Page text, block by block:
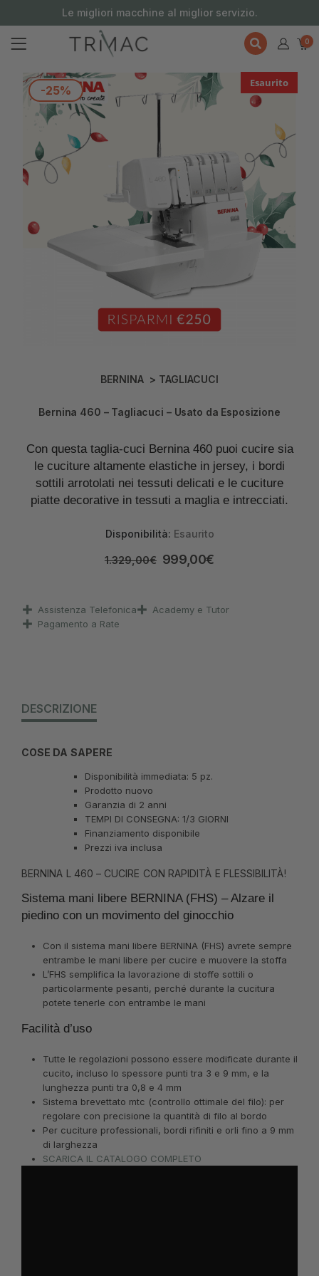
Le migliori macchine al miglior servizio.
0
-25%
Esaurito
BERNINA > TAGLIACUCI
Bernina 460 – Tagliacuci – Usato da Esposizione
Con questa taglia-cuci Bernina 460 puoi cucire sia
le cuciture altamente elastiche in jersey, i bordi
sottili arrotolati nei tessuti delicati e le cuciture
piatte decorative in tessuti a maglia e intrecciati.
Disponibilità: Esaurito
1.329,00€ 999,00€
Assistenza Telefonica
Academy e Tutor
Pagamento a Rate
DESCRIZIONE
COSE DA SAPERE
Disponibilità immediata: 5 pz.
Prodotto nuovo
Garanzia di 2 anni
TEMPI DI CONSEGNA: 1/3 GIORNI
Finanziamento disponibile
Prezzi iva inclusa
BERNINA L 460 – CUCIRE CON RAPIDITÀ E FLESSIBILITÀ!
Sistema mani libere BERNINA (FHS) – Alzare il
piedino con un movimento del ginocchio
Con il sistema mani libere BERNINA (FHS) avrete sempre
entrambe le mani libere per cucire e muovere la stoffa
L’FHS semplifica la lavorazione di stoffe sottili o
particolarmente pesanti, perché durante la cucitura
potete tenerle con entrambe le mani
Facilità d’uso
Tutte le regolazioni possono essere modificate durante il
cucito, incluso lo spessore punti tra 3 e 9 mm, e la
lunghezza punti tra 0,8 e 4 mm
Sistema brevettato mtc (controllo ottimale del filo): per
regolare con precisione la quantità di filo al bordo
Per cuciture professionali, bordi rifiniti e orli fino a 9 mm
di larghezza
SCARICA IL CATALOGO COMPLETO